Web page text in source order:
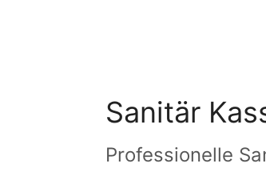
Sanitär
Professionelle